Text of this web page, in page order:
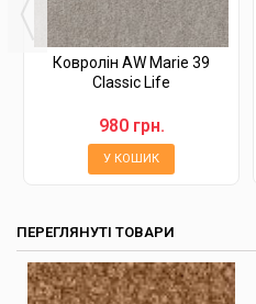
Ковролін AW Marie 39
Classic Life
980 грн.
У КОШИК
ПЕРЕГЛЯНУТІ ТОВАРИ